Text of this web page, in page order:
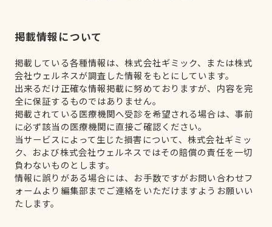
掲載情報について
掲載している各種情報は、株式会社ギミック、または株式
会社ウェルネスが調査した情報をもとにしています。
出来るだけ正確な情報掲載に努めておりますが、内容を完
全に保証するものではありません。
掲載されている医療機関へ受診を希望される場合は、事前
に必ず該当の医療機関に直接ご確認ください。
当サービスによって生じた損害について、株式会社ギミッ
ク、および株式会社ウェルネスではその賠償の責任を一切
負わないものとします。
情報に誤りがある場合には、お手数ですがお問い合わせフ
ォームより編集部までご連絡をいただけますようお願いい
たします。